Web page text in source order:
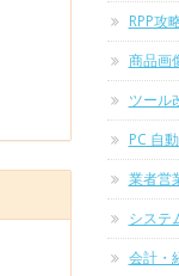
RPP攻
商品画
ツール
PC 自
業者営
システ
会計・